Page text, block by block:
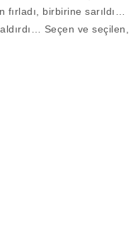
birbirine sarıldı…
Seçen ve seçilen,